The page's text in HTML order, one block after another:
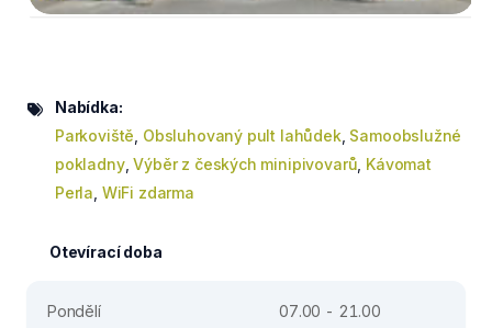
Nabídka:
Parkoviště Obsluhovaný pult lahůdek, Samoobslužné
pokladny,Výběr z českých minipivovarů Kávomat
Perla WiFi zdarma
Otevírací doba
Pondělí
07.00 - 21.00